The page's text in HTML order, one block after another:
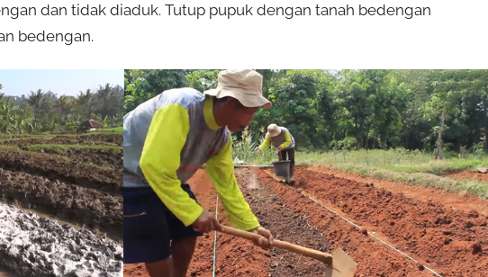
dan tidak diaduk. Tutup pupuk dengan tanah bedengan
bedengan.